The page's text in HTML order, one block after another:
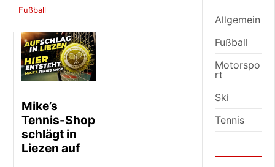
Fußball
Mike’s
Tennis-Shop
schlägt in
Liezen auf
Allgemein
Fußball
Motorspo
rt
Ski
Tennis